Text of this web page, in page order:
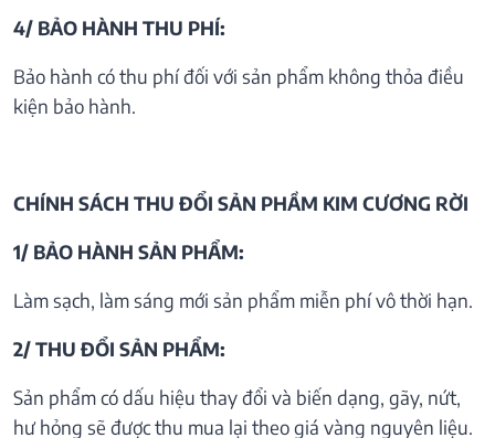
4/ BẢO HÀNH THU PHÍ:
Bảo hành có thu phí đối với sản phẩm không thỏa điều
kiện bảo hành.
CHÍNH SÁCH THU ĐỔI SẢN PHẦM KIM CƯƠNG RỜI
1/ BẢO HÀNH SẢN PHẨM:
Làm sạch, làm sáng mới sản phẩm miễn phí vô thời hạn.
2/ THU ĐỔI SẢN PHẨM:
Sản phẩm có dấu hiệu thay đổi và biến dạng, gãy, nứt,
hư hỏng sẽ được thu mua lại theo giá vàng nguyên liệu.